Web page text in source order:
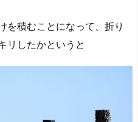
を積むことになって、折り
リしたかというと